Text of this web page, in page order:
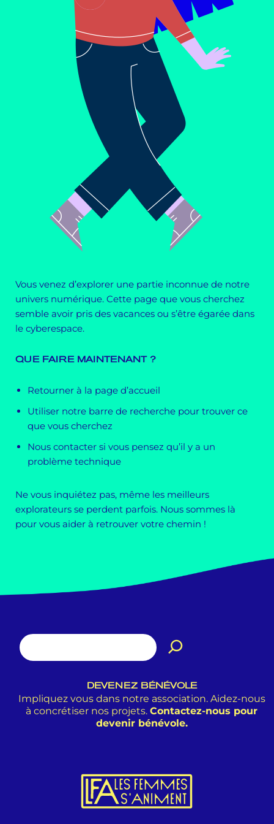
Vous venez d’explorer une partie inconnue de notre
univers numérique. Cette page que vous cherchez
semble avoir pris des vacances ou s’être égarée dans
le cyberespace.
QUE FAIRE MAINTENANT ?
Retourner à la page d’accueil
Utiliser notre barre de recherche pour trouver ce
que vous cherchez
Nous contacter si vous pensez qu’il y a un
problème technique
Ne vous inquiétez pas, même les meilleurs
explorateurs se perdent parfois. Nous sommes là
pour vous aider à retrouver votre chemin !
DEVENEZ BÉNÉVOLE
Impliquez vous dans notre association. Aidez-nous
à concrétiser nos projets. Contactez-nous pour
devenir bénévole.